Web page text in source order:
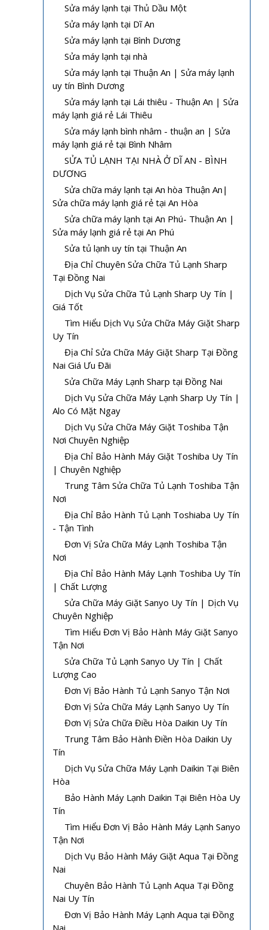
Sửa máy lạnh tại Thủ Dầu Một
Sửa máy lạnh tại Dĩ An
Sửa máy lạnh tại Bình Dương
Sửa máy lạnh tại nhà
Sửa máy lạnh tại Thuận An | Sửa máy lạnh
uy tín Bình Dương
Sửa máy lạnh tại Lái thiêu - Thuận An | Sửa
máy lạnh giá rẻ Lái Thiêu
Sửa máy lạnh bình nhâm - thuận an | Sửa
máy lạnh giá rẻ tại Bình Nhâm
SỬA TỦ LẠNH TẠI NHÀ Ở DĨ AN - BÌNH
DƯƠNG
Sửa chữa máy lạnh tại An hòa Thuận An|
Sửa chữa máy lạnh giá rẻ tại An Hòa
Sửa chữa máy lạnh tại An Phú- Thuận An |
Sửa máy lạnh giá rẻ tại An Phú
Sửa tủ lạnh uy tín tại Thuận An
Địa Chỉ Chuyên Sửa Chữa Tủ Lạnh Sharp
Tại Đồng Nai
Dịch Vụ Sửa Chữa Tủ Lạnh Sharp Uy Tín |
Giá Tốt
Tìm Hiểu Dịch Vụ Sửa Chữa Máy Giặt Sharp
Uy Tín
Địa Chỉ Sửa Chữa Máy Giặt Sharp Tại Đồng
Nai Giá Ưu Đãi
Sửa Chữa Máy Lạnh Sharp tại Đồng Nai
Dịch Vụ Sửa Chữa Máy Lạnh Sharp Uy Tín |
Alo Có Mặt Ngay
Dịch Vụ Sửa Chữa Máy Giặt Toshiba Tận
Nơi Chuyên Nghiệp
Địa Chỉ Bảo Hành Máy Giặt Toshiba Uy Tín
| Chuyên Nghiệp
Trung Tâm Sửa Chữa Tủ Lạnh Toshiba Tận
Nơi
Địa Chỉ Bảo Hành Tủ Lạnh Toshiaba Uy Tín
- Tận Tình
Đơn Vị Sửa Chữa Máy Lạnh Toshiba Tận
Nơi
Địa Chỉ Bảo Hành Máy Lạnh Toshiba Uy Tín
| Chất Lượng
Sửa Chữa Máy Giặt Sanyo Uy Tín | Dịch Vụ
Chuyên Nghiệp
Tìm Hiểu Đơn Vị Bảo Hành Máy Giặt Sanyo
Tận Nơi
Sửa Chữa Tủ Lạnh Sanyo Uy Tín | Chất
Lượng Cao
Đơn Vị Bảo Hành Tủ Lạnh Sanyo Tận Nơi
Đơn Vị Sửa Chữa Máy Lạnh Sanyo Uy Tín
Đơn Vị Sửa Chữa Điều Hòa Daikin Uy Tín
Trung Tâm Bảo Hành Điền Hòa Daikin Uy
Tín
Dịch Vụ Sửa Chữa Máy Lạnh Daikin Tại Biên
Hòa
Bảo Hành Máy Lạnh Daikin Tại Biên Hòa Uy
Tín
Tìm Hiểu Đơn Vị Bảo Hành Máy Lạnh Sanyo
Tận Nơi
Dịch Vụ Bảo Hành Máy Giặt Aqua Tại Đồng
Nai
Chuyên Bảo Hành Tủ Lạnh Aqua Tại Đồng
Nai Uy Tín
Đơn Vị Bảo Hành Máy Lạnh Aqua tại Đồng
Nai